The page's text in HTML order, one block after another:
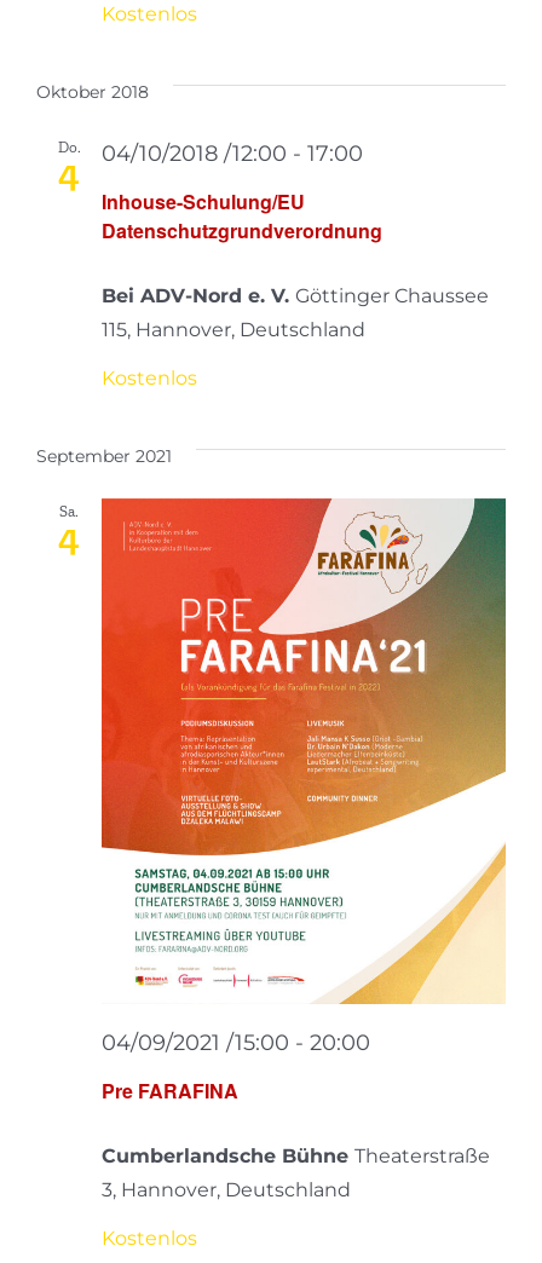
Kostenlos
Oktober 2018
Do.
4
Inhouse-Schulung/EU
Datenschutzgrundverordnung
04/10/2018 /12:00 - 17:00
Bei ADV-Nord e. V. Göttinger Chaussee
115, Hannover, Deutschland
Kostenlos
September 2021
Sa.
4
Pre FARAFINA
04/09/2021 /15:00 - 20:00
Cumberlandsche Bühne Theaterstraße
3, Hannover, Deutschland
Kostenlos